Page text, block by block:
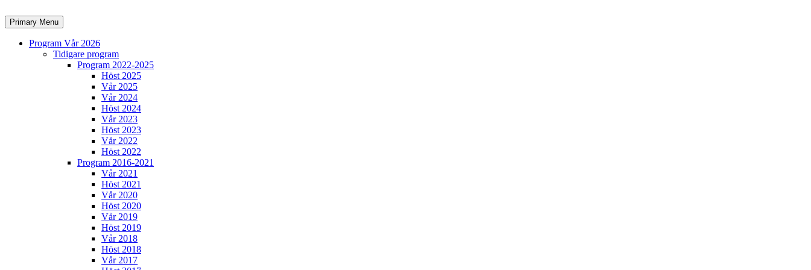
to
content
Search
Primary Menu
Program Vår 2026
Tidigare program
Program 2022-2025
Höst 2025
Vår 2025
Vår 2024
Höst 2024
Vår 2023
Höst 2023
Vår 2022
Höst 2022
Program 2016-2021
Vår 2021
Höst 2021
Vår 2020
Höst 2020
Vår 2019
Höst 2019
Vår 2018
Höst 2018
Vår 2017